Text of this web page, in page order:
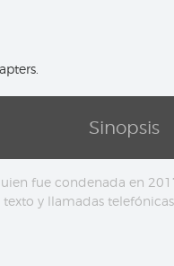
Sinopsis
fue condenada en
y llamadas telefónicas.